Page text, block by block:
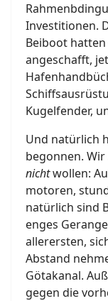
Investitionen.
Beiboot
angeschafft,
Kugelfender,
Und natürlich
begonnen.
nichtwollen:
motoren,
natürlich sind
enges
allerersten,
Abstand
Götakanal.
gegen die